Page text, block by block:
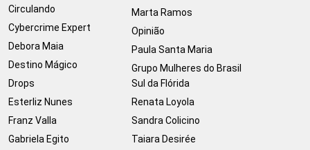
Circulando
Cybercrime Expert
Debora Maia
Destino Mágico
Drops
Esterliz Nunes
Franz Valla
Gabriela Egito
Marta Ramos
Opinião
Paula Santa Maria
Grupo Mulheres do Brasil
Sul da Flórida
Renata Loyola
Sandra Colicino
Taiara Desirée